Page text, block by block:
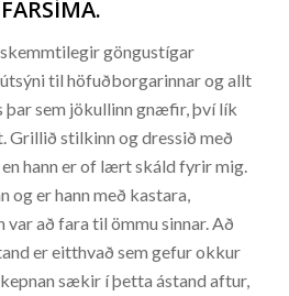
göngustígar
til höfuðborgarinnar og allt
þar sem jökullinn gnæfir, því lík
Grillið stilkinn og dressið með
hann er of lært skáld fyrir mig.
er hann með kastara,
var að fara til ömmu sinnar. Að
er eitthvað sem gefur okkur
sækir í þetta ástand aftur,